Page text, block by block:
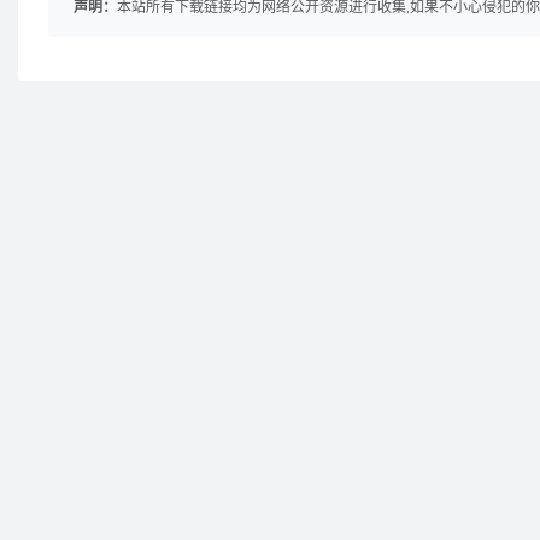
声明： 本站所有下载链接均为网络公开资源进行收集,如果不小心侵犯的